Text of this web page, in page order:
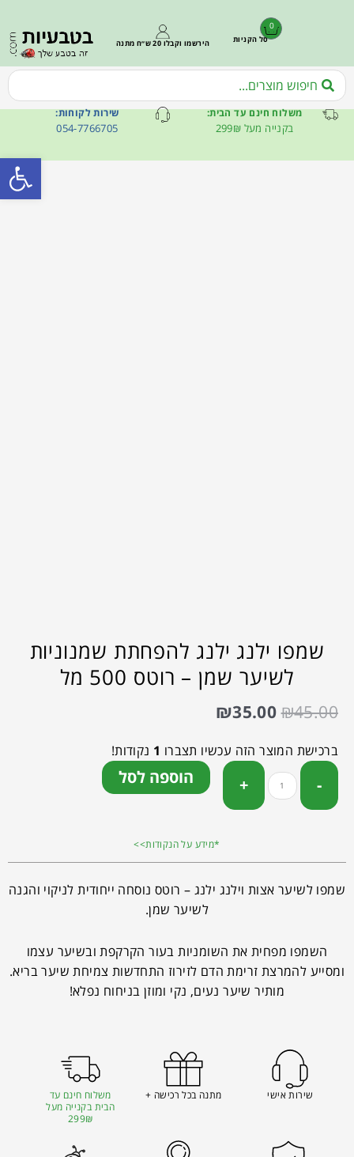
0
סל הקניות הירשמו וקבלו 20 ש״ח מתנה
משלוח חינם עד הבית:
בקנייה מעל 299₪
שירות לקוחות:
054-7766705
שמפו ילנג ילנג להפחתת שמנוניות
לשיער שמן – רוטס 500 מל
₪45.00
₪35.00
ברכישת המוצר הזה עכשיו תצברו 1 נקודות!
הוספה לסל
*מידע על הנקודות>>
שמפו לשיער אצות וילנג ילנג – רוטס נוסחה ייחודית לניקוי והגנה
לשיער שמן.
השמפו מפחית את השומניות בעור הקרקפת ובשיער עצמו
ומסייע להמרצת זרימת הדם לזירוז התחדשות צמיחת שיער בריא.
מותיר שיער נעים, נקי ומוזן בניחוח נפלא!
שירות אישי מתנה בכל רכישה +
משלוח חינם עד
הבית בקנייה מעל
299₪
פתח